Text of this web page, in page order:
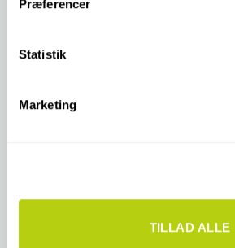
Hvis du tillader det, vil vi også gerne:
kan være nøjagtig inden for få
Identificere din enhed baseret
Dine valg anvendes på hele websitet.
til at vise dig funktioner til sociale
annonceringspartnere og
Præferencer
Statistik
Marketing
TILLAD ALLE